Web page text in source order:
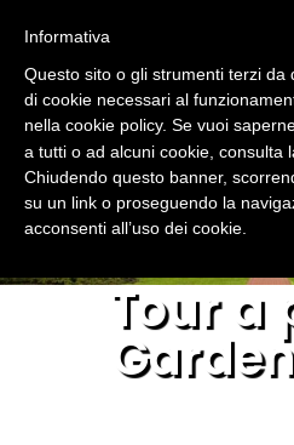
Tour a
Informativa
Questo sito o gli strumenti terzi da
di cookie necessari al
nella cookie policy. Se vuoi
a tutti o ad alcuni cookie, consulta
Chiudendo questo banner,
su un link o proseguendo la
acconsenti all’uso dei cookie.